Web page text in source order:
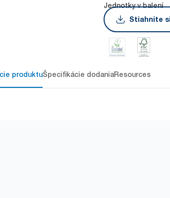
Jednotky v balení
Stiahnite
produktuŠpecifikácie dodaniaResources